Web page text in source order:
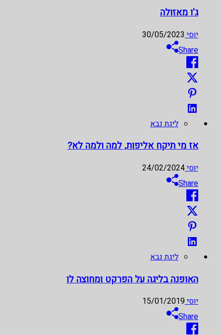
ג'ו מאזולה
יוסי 30/05/2023
Share
ליגת נבא
אז מי תיקח אליפות, למה ולמה לא?
יוסי24/02/2024
Share
ליגת נבא
האופנה בליגה על הפרקט ומחוצה לו
יוסי15/01/2019
Share